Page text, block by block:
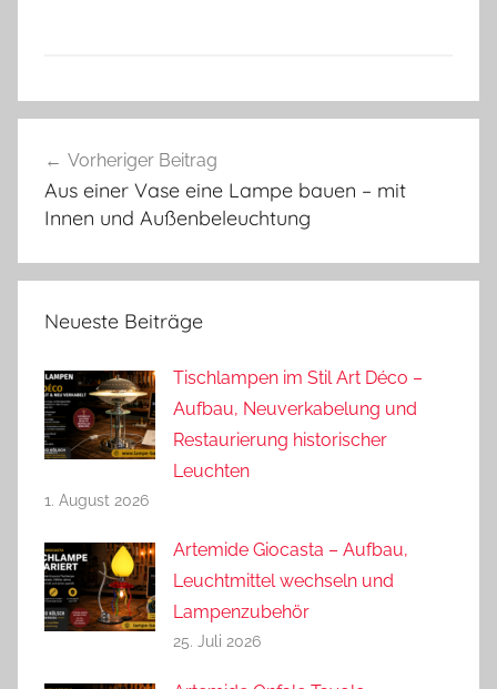
Vorheriger Beitrag
Aus einer Vase eine Lampe bauen – mit
Innen und Außenbeleuchtung
Neueste Beiträge
Tischlampen im Stil Art Déco –
Aufbau, Neuverkabelung und
Restaurierung historischer
Leuchten
1. August 2026
Artemide Giocasta – Aufbau,
Leuchtmittel wechseln und
Lampenzubehör
25. Juli 2026